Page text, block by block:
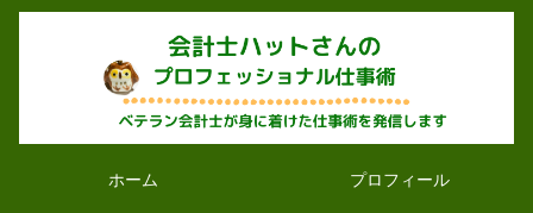
ホーム プロフィール